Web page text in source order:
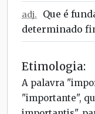
adj.
Que é
determinado
Etimologia:
A palavra
"importante",